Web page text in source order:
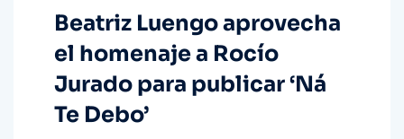
Beatriz Luengo aprovecha
el homenaje a Rocío
Jurado para publicar ‘Ná
Te Debo’